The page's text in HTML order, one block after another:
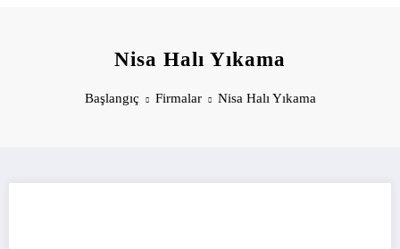
Nisa Halı Yıkama
Başlangıç Firmalar Nisa Halı Yıkama